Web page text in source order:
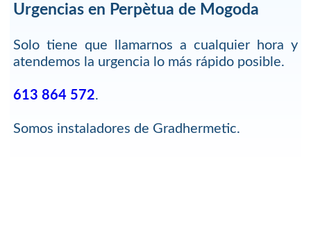
Urgencias en Perpètua de Mogoda
Solo tiene que llamarnos a cualquier hora y
atendemos la urgencia lo más rápido posible.
613 864 572.
Somos instaladores de Gradhermetic.